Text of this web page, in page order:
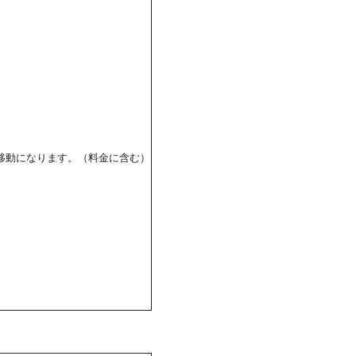
になります。（料金に含む）